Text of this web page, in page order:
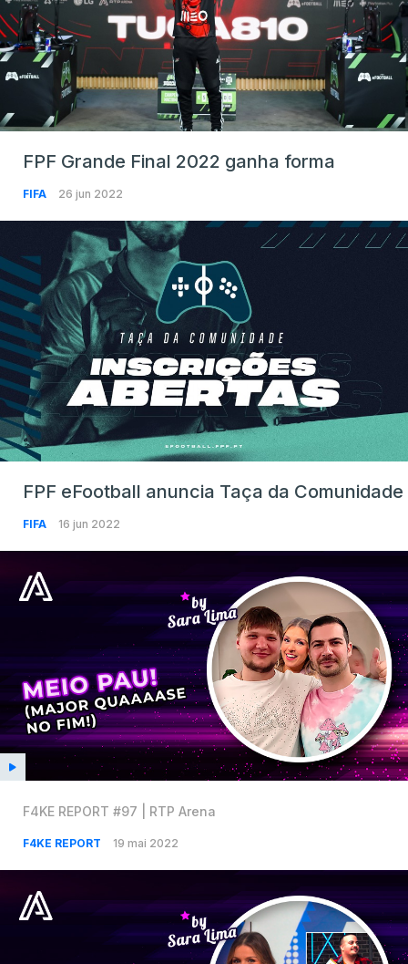
FPF Grande Final 2022 ganha forma
FIFA 26 jun 2022
FPF eFootball anuncia Taça da Comunidade
FIFA 16 jun 2022
F4KE REPORT #97 | RTP Arena
F4KE REPORT 19 mai 2022